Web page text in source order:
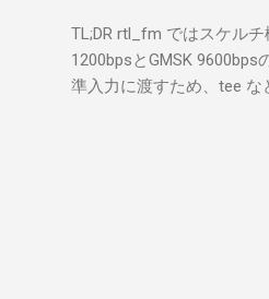
をUDP
信する
50003
BA1
バイダー名: Win10Pcap
08002be10318} ドライバ
Hardware Compatibility
TL;DR rtl_fm ではスケル
1200bpsとGMSK
準入力に渡すため、tee
f 431.04M -p 36 -s
Passcode PBEACON